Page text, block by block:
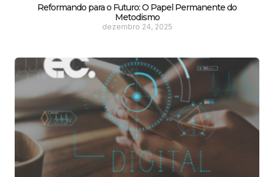
Reformando para o Futuro: O Papel Permanente do
Metodismo
dezembro 24, 2025